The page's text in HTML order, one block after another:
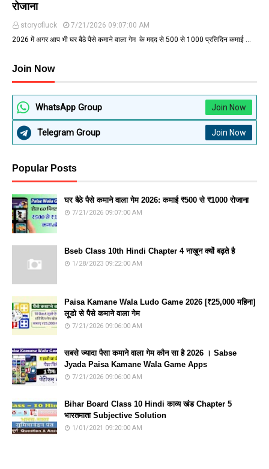
रोजाना
storyofluck
7/21/2026 09:07:00 AM
2026 में अगर आप भी घर बैठे पैसे कमाने वाला गेम के मदद से ₹500 से ₹1000 प्रतिदिन कमाई …
Join Now
WhatsApp Group Join Now
Telegram Group Join Now
Popular Posts
घर बैठे पैसे कमाने वाला गेम 2026: कमाई ₹500 से ₹1000 रोजाना
7/21/2026 09:07:00 AM
Bseb Class 10th Hindi Chapter 4 नाख़ून क्यों बढ़ते है
1/28/2023 09:22:00 AM
Paisa Kamane Wala Ludo Game 2026 [₹25,000 महिना]
लूडो से पैसे कमाने वाला गेम
7/21/2026 09:06:00 AM
सबसे ज्यादा पैसा कमाने वाला गेम कौन सा है 2026 । Sabse
Jyada Paisa Kamane Wala Game Apps
7/21/2026 09:06:00 AM
Bihar Board Class 10 Hindi काव्य खंड Chapter 5
भारतमाता Subjective Solution
1/01/2021 09:20:00 AM